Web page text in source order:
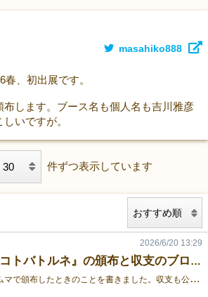
masahiko888
、初出展です。
布します。ブース名も個人名も吉川雅彦
いですが。
件ずつ表示しています
『コトバトルネ』の頒布と収支のブログ公開
ゲ
ムマで頒布したときのことを書きました。収支も公開しています。https://note.com/yoshikawalog/n/n5194c448901a
2026/6/20 13:29